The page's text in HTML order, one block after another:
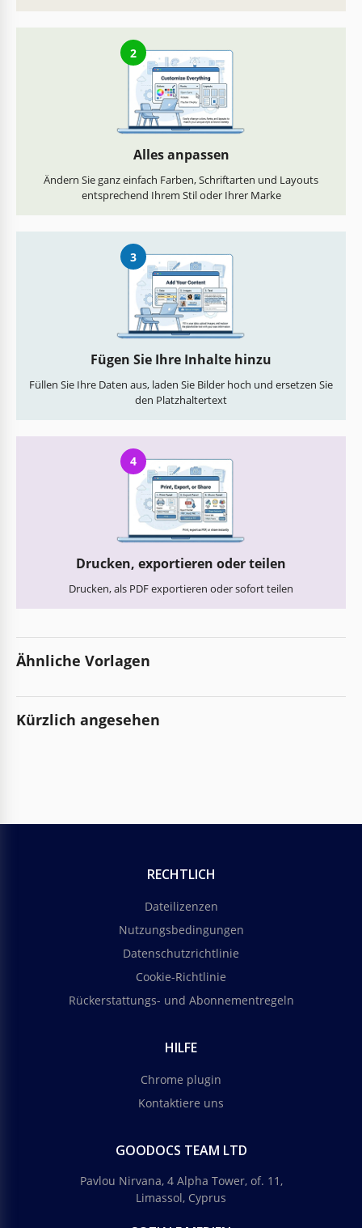
2
Alles anpassen
Ändern Sie ganz einfach Farben, Schriftarten und Layouts
entsprechend Ihrem Stil oder Ihrer Marke
3
Fügen Sie Ihre Inhalte hinzu
Füllen Sie Ihre Daten aus, laden Sie Bilder hoch und ersetzen Sie
den Platzhaltertext
4
Drucken, exportieren oder teilen
Drucken, als PDF exportieren oder sofort teilen
Ähnliche Vorlagen
Kürzlich angesehen
RECHTLICH
Dateilizenzen
Nutzungsbedingungen
Datenschutzrichtlinie
Cookie-Richtlinie
Rückerstattungs- und Abonnementregeln
HILFE
Chrome plugin
Kontaktiere uns
GOODOCS TEAM LTD
Pavlou Nirvana, 4 Alpha Tower, of. 11,
Limassol, Cyprus